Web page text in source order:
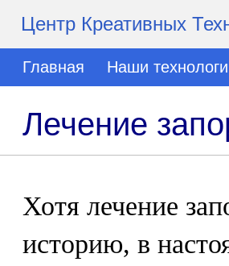
Центр Креативных
Главная Наши
Лечение
Хотя лечение
историю, в